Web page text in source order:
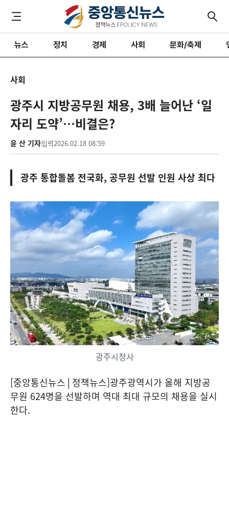
뉴스 정치 경제 사회 문화/축제
사회
광주시 지방공무원 채용, 3배 늘어난 ‘일
자리 도약’…비결은?
윤 산 기자입력2026.02.18 08:59
광주 통합돌봄 전국화, 공무원 선발 인원 사상 최다
광주시청사
[중앙통신뉴스│정책뉴스]광주광역시가 올해 지방공
무원 624명을 선발하며 역대 최대 규모의 채용을 실시
한다.